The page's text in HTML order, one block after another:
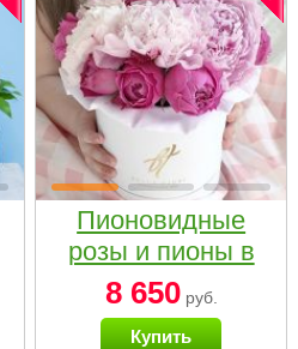
Пионовидные
розы и пионы в
белой коробке
Small
8 650руб.
Купить